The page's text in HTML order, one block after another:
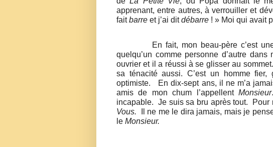
apprenant, entre autres, à verrouiller et
faitbarre et j’ai ditdébarre ! » Moi qui avait
En fait, mon beau-père c’est
quelqu’un comme personne d’autre dans
ouvrier et il a réussi à se glisser au sommet.
sa ténacité aussi. C’est un homme fier,
optimiste.
En dix-sept ans, il ne m’a
amis de mon chum l’appellentMonsieur.
incapable. Je suis sa bru après tout. Pour
Vous.
Il ne me le dira jamais, mais je
le Monsieur.